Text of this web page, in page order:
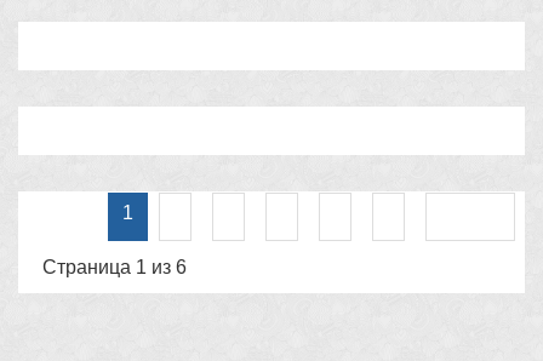
1
Страница 1 из 6